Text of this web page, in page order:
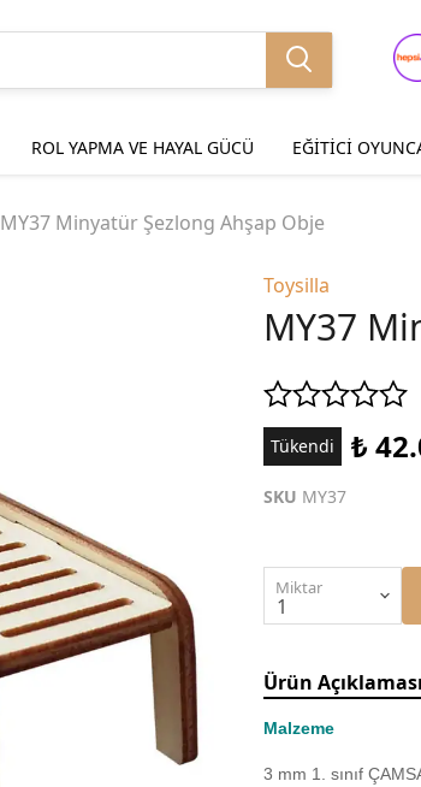
ROL YAPMA VE HAYAL GÜCÜ EĞİTİCİ
MY37 Minyatür Şezlong Ahşap Obje
Toysilla
MY37
Tükendi ₺
SKU MY37
Miktar
Ürün Açıklaması
Malzeme
3 mm 1. sınıf